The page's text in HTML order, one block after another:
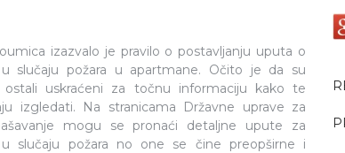
izazvalo je pravilo o postavljanju uputa o
slučaju požara u apartmane. Očito je da su
ostali uskraćeni za točnu informaciju kako te
izgledati. Na stranicama Državne uprave za
mogu se pronaći detaljne upute za
u slučaju požara no one se čine preopširne i